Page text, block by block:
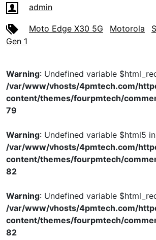
admin
Moto Edge X30 5G Motorola
Gen 1
Warning: Undefined variable
/var/www/vhosts/4pmtech.com/
content/themes/fourpmtech/
79
Warning: Undefined variable $html5 in
/var/www/vhosts/4pmtech.com/
content/themes/fourpmtech/
82
Warning: Undefined variable
/var/www/vhosts/4pmtech.com/
content/themes/fourpmtech/
82